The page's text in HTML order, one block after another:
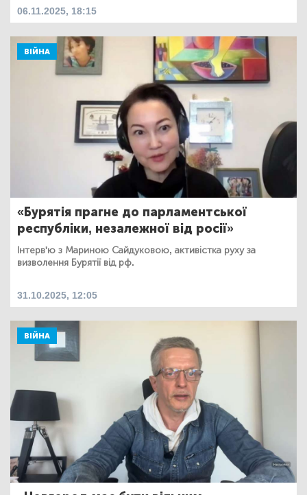
06.11.2025, 18:15
ВІЙНА
«Бурятія прагне до парламентської
республіки, незалежної від росії»
Інтерв'ю з Мариною Сайдуковою, активістка руху за
визволення Бурятії від рф.
31.10.2025, 12:05
ВІЙНА